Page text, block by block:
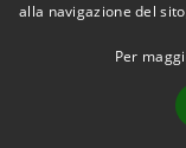
alla navigazione del
Per